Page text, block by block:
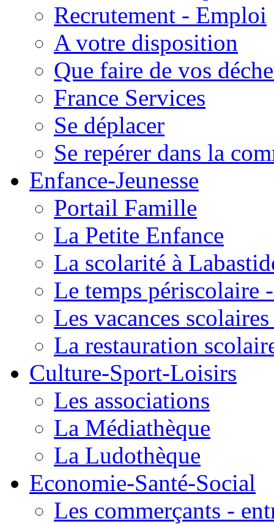
Recrutement - Emploi
A votre disposition
Que faire de vos
France Services
Se déplacer
Se repérer dans la
Enfance-Jeunesse
Portail Famille
La Petite Enfance
La scolarité à
Le temps périscolaire
Les vacances
La restauration
Culture-Sport-Loisirs
Les associations
La Médiathèque
La Ludothèque
Economie-Santé-Social
Les commerçants -